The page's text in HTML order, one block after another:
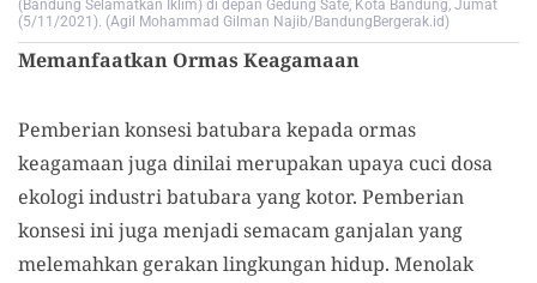
(Bandung Selamatkan Iklim) di depan Gedung Sate, Kota Bandung, Jumat
(5/11/2021). (Agil Mohammad Gilman Najib/BandungBergerak.id)
Memanfaatkan Ormas Keagamaan
Pemberian konsesi batubara kepada ormas
keagamaan juga dinilai merupakan upaya cuci dosa
ekologi industri batubara yang kotor. Pemberian
konsesi ini juga menjadi semacam ganjalan yang
melemahkan gerakan lingkungan hidup. Menolak